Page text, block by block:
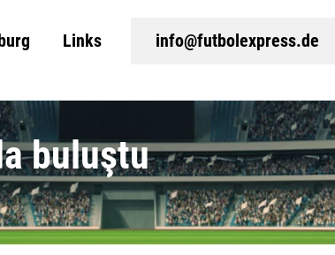
Links info@futbolexpress.de
buluştu